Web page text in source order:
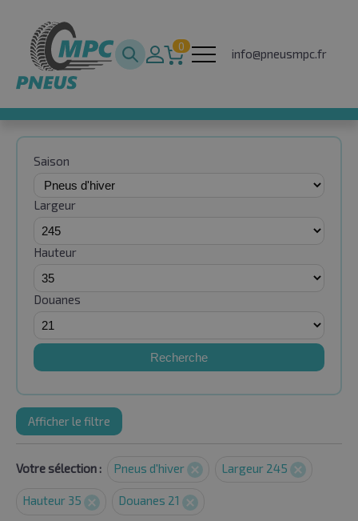
0
info@pneusmpc.fr
Saison
Largeur
Hauteur
Douanes
Recherche
Afficher le filtre
Votre sélection : Pneus d'hiver Largeur 245
Hauteur 35 Douanes 21